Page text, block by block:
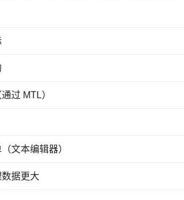
过 MTL）
文本编辑器）
据更大